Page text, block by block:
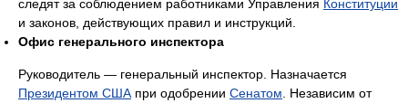
следят за соблюдением работниками Управления Конституции
и законов, действующих правил и инструкций.
Офис генерального инспектора
Руководитель — генеральный инспектор. Назначается
Президентом США при одобрении Сенатом . Независим от